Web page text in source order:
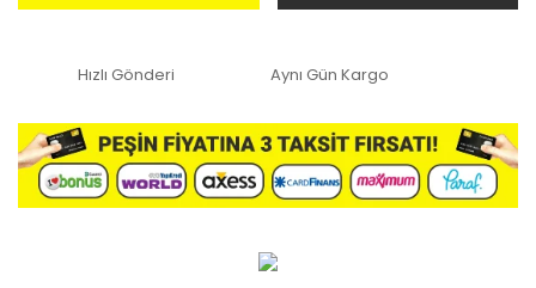
Hızlı Gönderi Aynı Gün Kargo